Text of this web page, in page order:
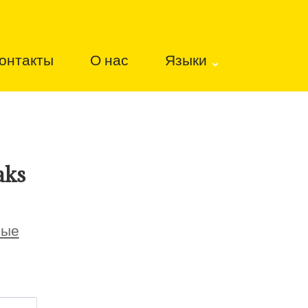
О нас Языки